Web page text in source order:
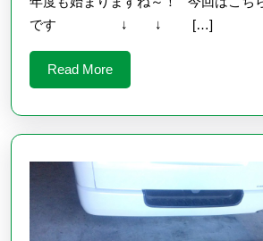
ト
号
です ↓ ↓ […]
Read MoreRead
More